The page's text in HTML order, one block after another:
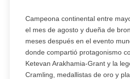
Campeona continental entre
el mes de agosto y dueña de
meses después en el evento
donde compartió protagonismo
Ketevan Arakhamia-Grant y la
Cramling, medallistas de oro y